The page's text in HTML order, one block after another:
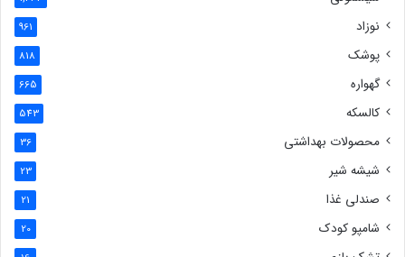
نوزاد 961
پوشک 818
گهواره 665
کالسکه 543
محصولات بهداشتی 36
شیشه شیر 23
صندلی غذا 21
شامپو کودک 20